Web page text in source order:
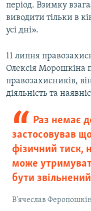
період. Взимку
виводити тільки в
усі дні».
11 липня
Олексія Морошкіна
правозахисників,
діяльність та
Раз немає
застосовував
фізичний тиск,
може
бути звільнений
В'ячеслав